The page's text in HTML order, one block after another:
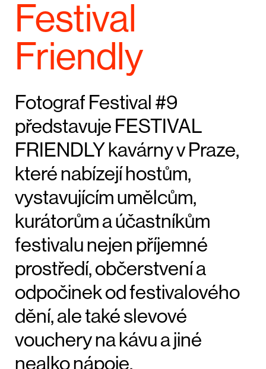
Festival
Friendly
Fotograf Festival #9
představuje FESTIVAL
FRIENDLY kavárny v Praze,
které nabízejí hostům,
vystavujícím umělcům,
kurátorům a účastníkům
festivalu nejen příjemné
prostředí, občerstvení a
odpočinek od festivalového
dění, ale také slevové
vouchery na kávu a jiné
nealko nápoje.